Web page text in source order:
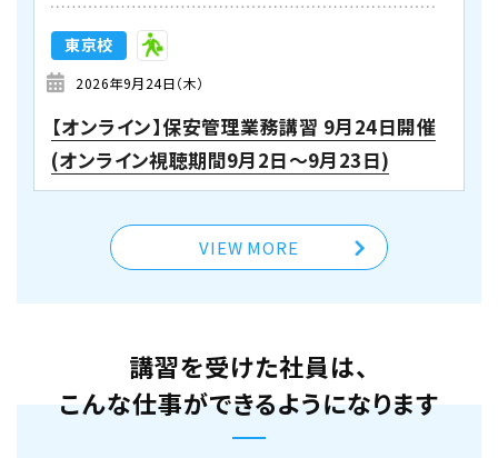
東京校
2026年9月24日（木）
【オンライン】保安管理業務講習 9月24日開催
(オンライン視聴期間9月2日～9月23日)
【オンライン】保安管理業務講習 10月27日開
催(オンライン視聴期間10月5日～10月26日)
VIEW MORE
講習を受けた社員は、
こんな仕事ができるようになります